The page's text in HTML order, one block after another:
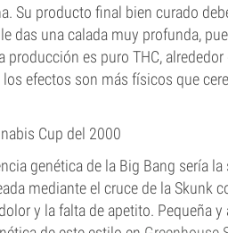
Su producto final bien curado
das una calada muy profunda,
es puro THC, alrededor
efectos son más físicos que
Cup del 2000
genética de la Big Bang sería
mediante el cruce de la Skunk
y la falta de apetito. Pequeña